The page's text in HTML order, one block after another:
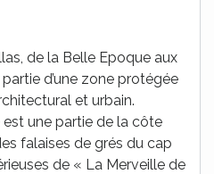
de la Belle Epoque aux
d’une zone protégée
et urbain.
est une partie de la côte
falaises de grés du cap
de « La Merveille de